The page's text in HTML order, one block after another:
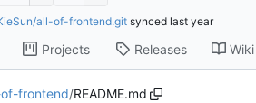
all-of-frontend.git synced
Projects Releases Wiki
frontend/README.md